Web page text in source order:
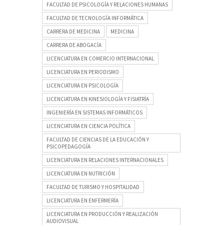
FACULTAD DE PSICOLOGÍA Y RELACIONES HUMANAS
FACULTAD DE TECNOLOGÍA INFORMÁTICA
CARRERA DE MEDICINA
MEDICINA
CARRERA DE ABOGACÍA
LICENCIATURA EN COMERCIO INTERNACIONAL
LICENCIATURA EN PERIODISMO
LICENCIATURA EN PSICOLOGÍA
LICENCIATURA EN KINESIOLOGÍA Y FISIATRÍA
INGENIERÍA EN SISTEMAS INFORMÁTICOS
LICENCIATURA EN CIENCIA POLÍTICA
FACULTAD DE CIENCIAS DE LA EDUCACIÓN Y
PSICOPEDAGOGÍA
LICENCIATURA EN RELACIONES INTERNACIONALES
LICENCIATURA EN NUTRICIÓN
FACULTAD DE TURISMO Y HOSPITALIDAD
LICENCIATURA EN ENFERMERÍA
LICENCIATURA EN PRODUCCIÓN Y REALIZACIÓN
AUDIOVISUAL